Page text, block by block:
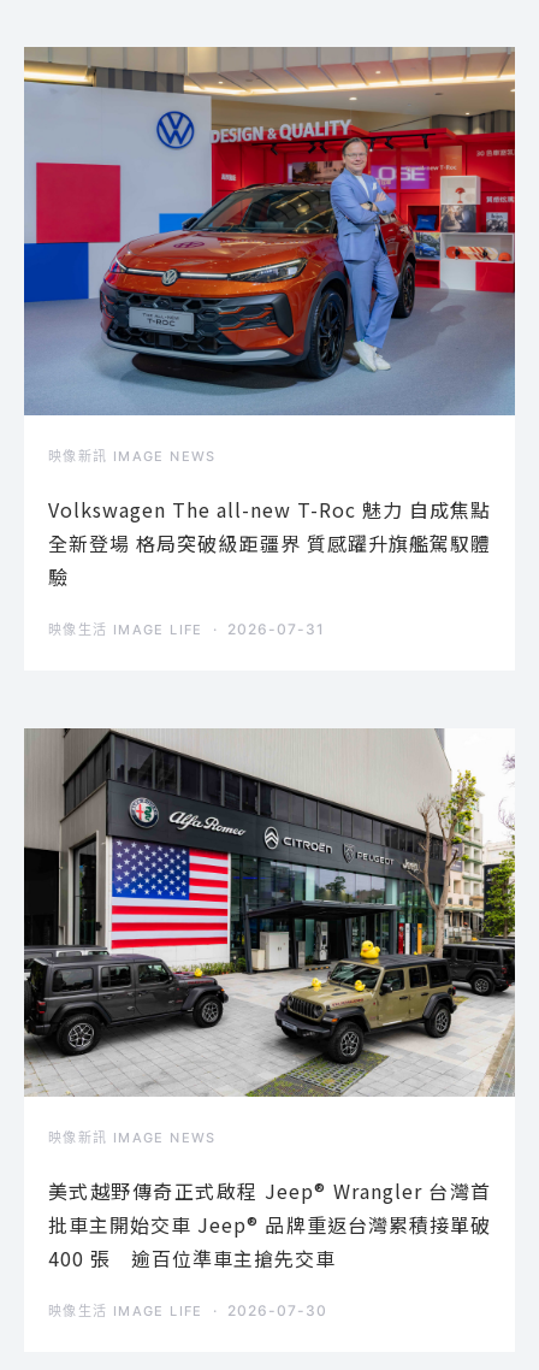
映像新訊 IMAGE NEWS
Volkswagen The all-new T-Roc 魅力 自成焦點
全新登場 格局突破級距疆界 質感躍升旗艦駕馭體
驗
映像生活 IMAGE LIFE 2026-07-31
映像新訊 IMAGE NEWS
美式越野傳奇正式啟程 Jeep® Wrangler 台灣首
批車主開始交車 Jeep® 品牌重返台灣累積接單破
400 張 逾百位準車主搶先交車
映像生活 IMAGE LIFE 2026-07-30